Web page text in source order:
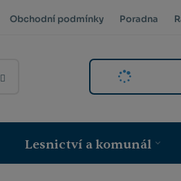
Obchodní podmínky Poradna
Lesnictví a komunál